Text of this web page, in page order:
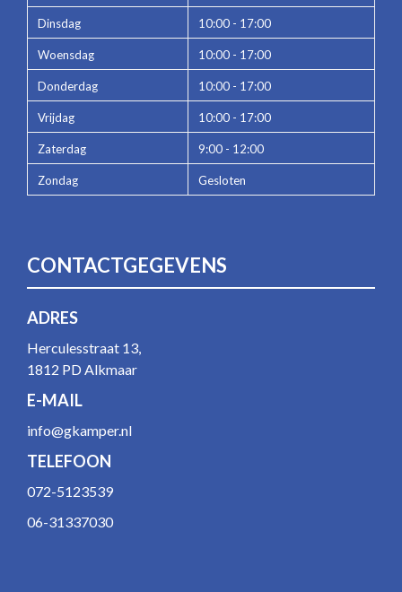
Dinsdag 10:00 - 17:00
Woensdag 10:00 - 17:00
Donderdag 10:00 - 17:00
Vrijdag 10:00 - 17:00
Zaterdag 9:00 - 12:00
Zondag Gesloten
CONTACTGEGEVENS
ADRES
Herculesstraat 13,
1812 PD Alkmaar
E-MAIL
info@gkamper.nl
TELEFOON
072-5123539
06-31337030